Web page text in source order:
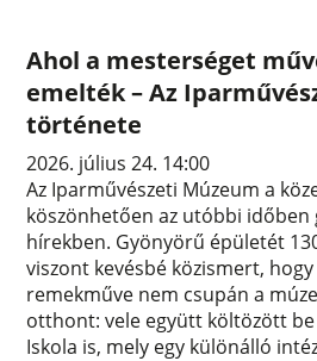
Ahol a mesterséget
emelték – Az
története
2026. július 24. 14:00
Az Iparművészeti Múzeum a
köszönhetően az utóbbi időben
hírekben. Gyönyörű épületét
viszont kevésbé közismert,
remekműve nem csupán a
otthont: vele együtt költözött be
Iskola is, mely egy különálló